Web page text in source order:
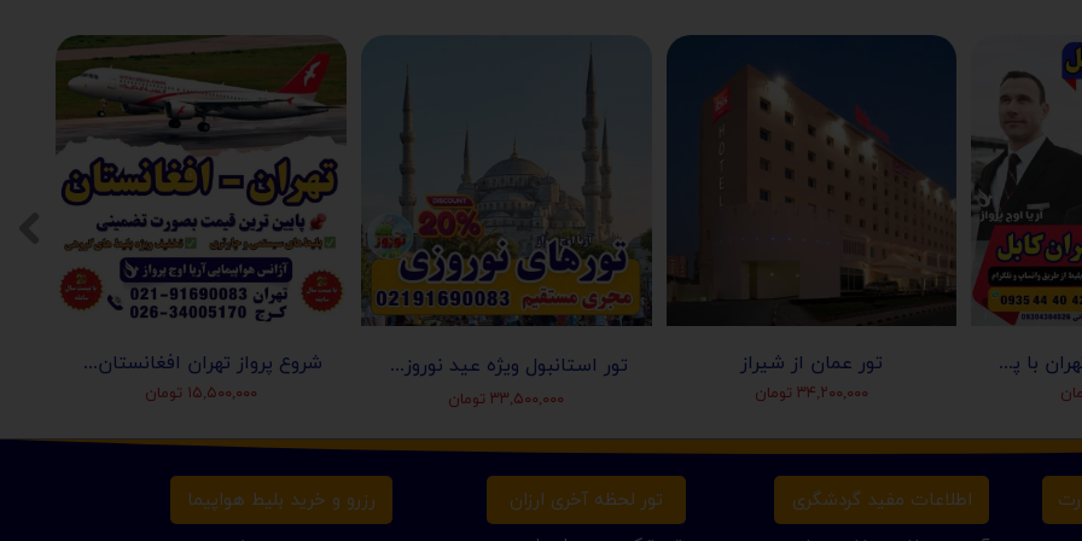
شروع پرواز تهران افغانستان (کابل-مزارشریف-هرات-قندهار)
۱۵,۵۰۰,۰۰۰ تومان
تور استانبول ویژه عید نوروز 1405 | مجری مستقیم ✈️
۳۳,۵۰۰,۰۰۰ تومان
تور عمان از شیراز
۳۴,۲۰۰,۰۰۰ تومان
بلیط افغانستان از تهران با پرواز آریانا افغان
رزرو و خرید بلیط هواپیما
تور لحظه آخری ارزان
اطلاعات مفید گردشگری